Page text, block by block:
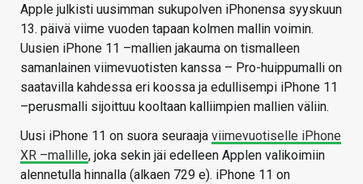
Apple julkisti uusimman sukupolven iPhonensa syyskuun
13. päivä viime vuoden tapaan kolmen mallin voimin.
Uusien iPhone 11 –mallien jakauma on tismalleen
samanlainen viimevuotisten kanssa – Pro-huippumalli on
saatavilla kahdessa eri koossa ja edullisempi iPhone 11
–perusmalli sijoittuu kooltaan kalliimpien mallien väliin.
Uusi iPhone 11 on suora seuraaja viimevuotiselle iPhone
XR –mallille, joka sekin jäi edelleen Applen valikoimiin
alennetulla hinnalla (alkaen 729 e). iPhone 11 on